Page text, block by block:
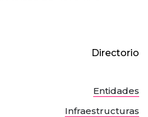
Directorio
Entidades
Infraestructuras